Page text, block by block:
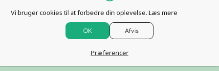
ANDRE KUNDER SAGDE
Vi bruger cookies til at forbedre din oplevelse. Læs mere
OK Afvis
Præferencer